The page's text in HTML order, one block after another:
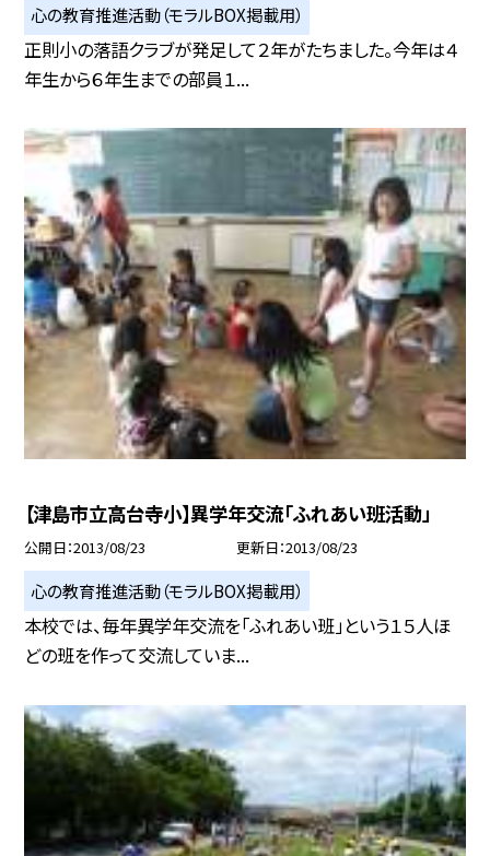
心の教育推進活動（モラルBOX掲載用）
正則小の落語クラブが発足して２年がたちました。今年は４
年生から６年生までの部員１...
【津島市立高台寺小】異学年交流「ふれあい班活動」
公開日 2013/08/23 更新日 2013/08/23
心の教育推進活動（モラルBOX掲載用）
本校では、毎年異学年交流を「ふれあい班」という１５人ほ
どの班を作って交流していま...